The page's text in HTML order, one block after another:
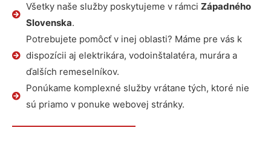
Všetky naše služby poskytujeme v rámci Západného
Slovenska.
Potrebujete pomôcť v inej oblasti? Máme pre vás k
dispozícii aj elektrikára, vodoinštalatéra, murára a
ďalších remeselníkov.
Ponúkame komplexné služby vrátane tých, ktoré nie
sú priamo v ponuke webovej stránky.